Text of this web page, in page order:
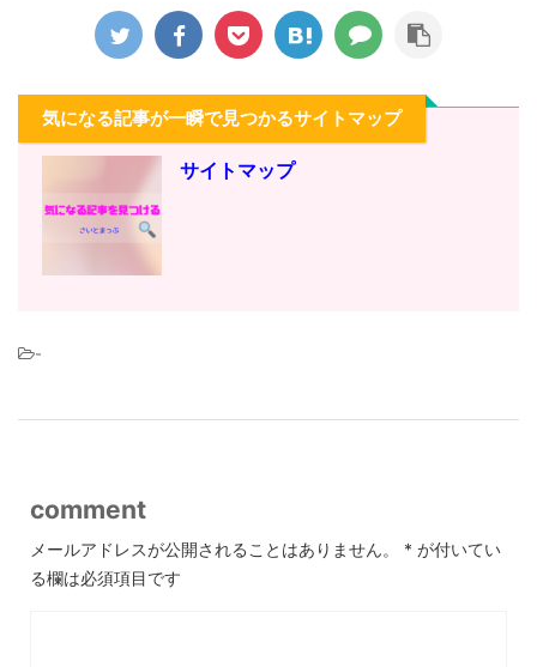
気になる記事が一瞬で見つかるサイトマップ
サイトマップ
-
comment
メールアドレスが公開されることはありません。 * が付いてい
る欄は必須項目です